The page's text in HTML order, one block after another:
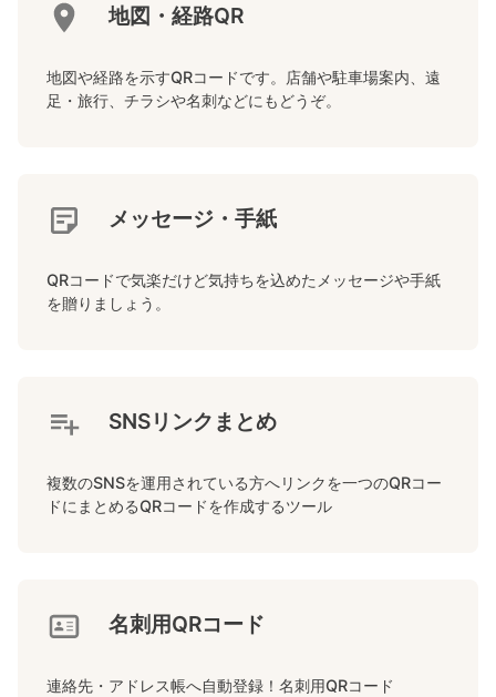
地図・経路QR
地図や経路を示すQRコードです。店舗や駐車場案内、遠
足・旅行、チラシや名刺などにもどうぞ。
メッセージ・手紙
QRコードで気楽だけど気持ちを込めたメッセージや手紙
を贈りましょう。
SNSリンクまとめ
複数のSNSを運用されている方へリンクを一つのQRコー
ドにまとめるQRコードを作成するツール
名刺用QRコード
連絡先・アドレス帳へ自動登録！名刺用QRコード